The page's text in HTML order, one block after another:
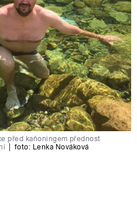
před kaňoningem přednost
foto: Lenka Nováková